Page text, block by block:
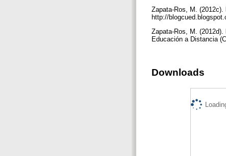
Zapata-Ros, M. (2012c).
http://
Zapata-Ros, M.
Educación a Distancia
Downloads